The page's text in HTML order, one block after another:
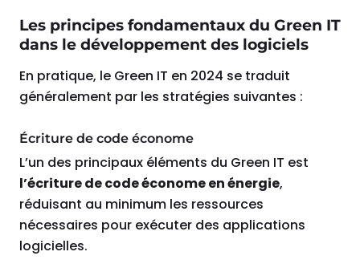
Les principes fondamentaux du Green IT
dans le développement des logiciels
En pratique, le Green IT en 2024 se traduit
généralement par les stratégies suivantes :
Écriture de code économe
L’un des principaux éléments du Green IT est
l’écriture de code économe en énergie,
réduisant au minimum les ressources
nécessaires pour exécuter des applications
logicielles.